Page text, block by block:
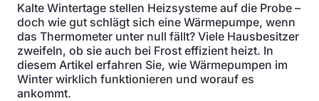
Kalte Wintertage stellen Heizsysteme auf die Probe –
doch wie gut schlägt sich eine Wärmepumpe, wenn
das Thermometer unter null fällt? Viele Hausbesitzer
zweifeln, ob sie auch bei Frost effizient heizt. In
diesem Artikel erfahren Sie, wie Wärmepumpen im
Winter wirklich funktionieren und worauf es
ankommt.